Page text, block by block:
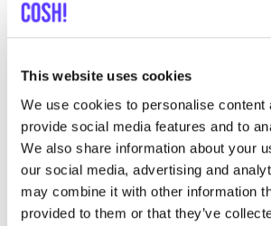
This website uses cookies
We use cookies to personalise content
provide social media features and to
We also share information about your
our social media, advertising and
may combine it with other information
provided to them or that they’ve
Bezoek website